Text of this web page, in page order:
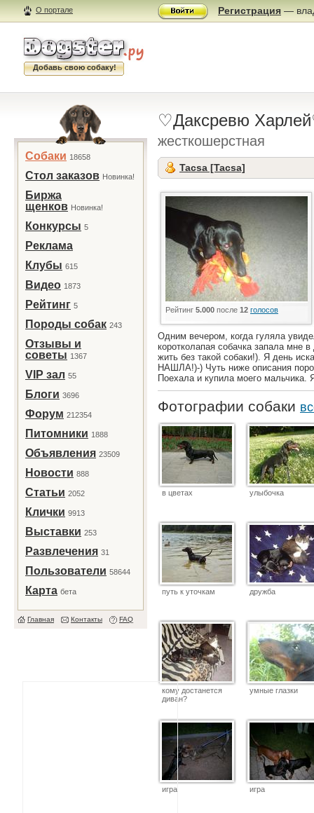
О портале Регистрация —
Добавь свою собаку!
Собаки 18658
Стол заказов Новинка!
Биржа
щенков Новинка!
Конкурсы 5
Реклама
Клубы 615
Видео 1873
Рейтинг 5
Породы собак 243
Отзывы и
советы 1367
VIP зал 55
Блоги 3696
Форум 212354
Питомники 1888
Объявления 23509
Новости 888
Статьи 2052
Клички 9913
Выставки 253
Развлечения 31
Пользователи 58644
Карта бета
Главная Контакты FAQ
♡Даксревю
жесткошерстная
Tacsa [Tacsa]
Рейтинг 5.000 после 12 голосов
Одним вечером, когда гуляла
коротколапая собачка запала мне
жить без такой собаки!). Я день
НАШЛА!)-) Чуть ниже описания
Поехала и купила моего мальчика.
Фотографии собаки
в цветах улыбочка
путь к уточкам дружба
кому достанется
диван?
умные глазки
игра игра